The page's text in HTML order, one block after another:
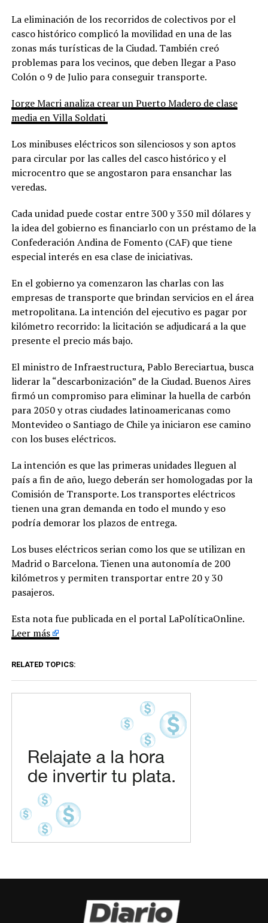
La eliminación de los recorridos de colectivos por el
casco histórico complicó la movilidad en una de las
zonas más turísticas de la Ciudad. También creó
problemas para los vecinos, que deben llegar a Paso
Colón o 9 de Julio para conseguir transporte.
Jorge Macri analiza crear un Puerto Madero de clase
media en Villa Soldati
Los minibuses eléctricos son silenciosos y son aptos
para circular por las calles del casco histórico y el
microcentro que se angostaron para ensanchar las
veredas.
Cada unidad puede costar entre 300 y 350 mil dólares y
la idea del gobierno es financiarlo con un préstamo de la
Confederación Andina de Fomento (CAF) que tiene
especial interés en esa clase de iniciativas.
En el gobierno ya comenzaron las charlas con las
empresas de transporte que brindan servicios en el área
metropolitana. La intención del ejecutivo es pagar por
kilómetro recorrido: la licitación se adjudicará a la que
presente el precio más bajo.
El ministro de Infraestructura, Pablo Bereciartua, busca
liderar la “descarbonización” de la Ciudad. Buenos Aires
firmó un compromiso para eliminar la huella de carbón
para 2050 y otras ciudades latinoamericanas como
Montevideo o Santiago de Chile ya iniciaron ese camino
con los buses eléctricos.
La intención es que las primeras unidades lleguen al
país a fin de año, luego deberán ser homologadas por la
Comisión de Transporte. Los transportes eléctricos
tienen una gran demanda en todo el mundo y eso
podría demorar los plazos de entrega.
Los buses eléctricos serian como los que se utilizan en
Madrid o Barcelona. Tienen una autonomía de 200
kilómetros y permiten transportar entre 20 y 30
pasajeros.
Esta nota fue publicada en el portal LaPolíticaOnline.
Leer más
RELATED TOPICS: